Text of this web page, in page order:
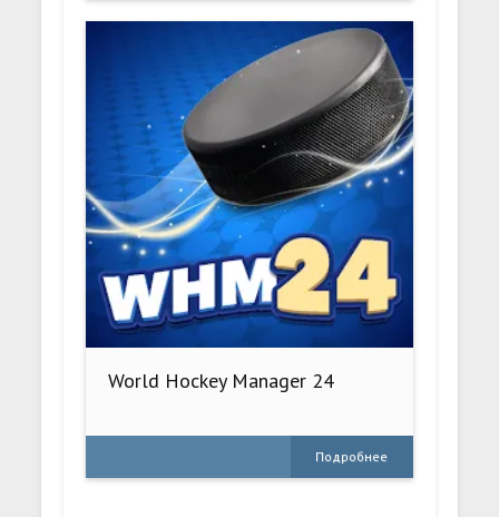
World Hockey Manager 24
Подробнее